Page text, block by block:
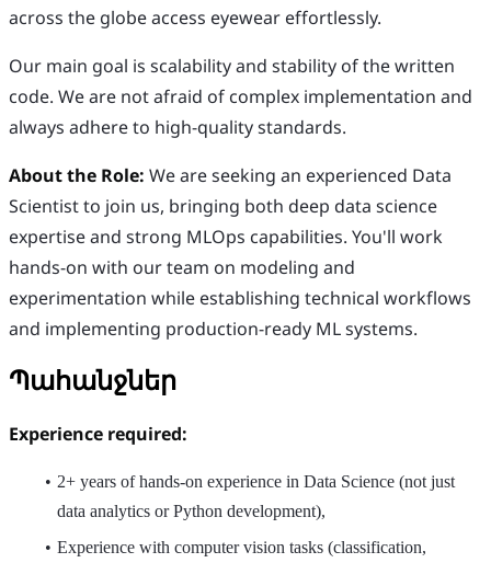
across the globe access eyewear effortlessly.
Our main goal is scalability and stability of the written
code. We are not afraid of complex implementation and
always adhere to high-quality standards.
About the Role: We are seeking an experienced Data
Scientist to join us, bringing both deep data science
expertise and strong MLOps capabilities. You'll work
hands-on with our team on modeling and
experimentation while establishing technical workflows
and implementing production-ready ML systems.
Պահանջներ
Experience required:
2+ years of hands-on experience in Data Science (not just
data analytics or Python development),
Experience with computer vision tasks (classification,